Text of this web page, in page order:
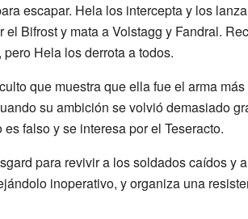
escapar. Hela los intercepta y los
Bifrost y mata a Volstagg y Fandral.
Hela los derrota a todos.
que muestra que ella fue el arma
su ambición se volvió demasiado
falso y se interesa por el Teseracto.
para revivir a los soldados caídos y
inoperativo, y organiza una